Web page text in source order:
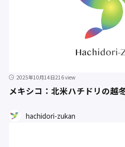
2025年10月14日216 view
メキシコ：北米ハチドリの越
hachidori-zukan